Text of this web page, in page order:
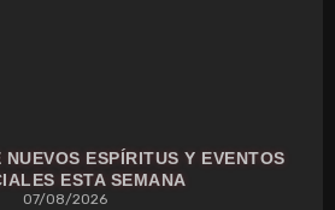
ESPÍRITUS Y EVENTOS
ESTA SEMANA
07/08/2026